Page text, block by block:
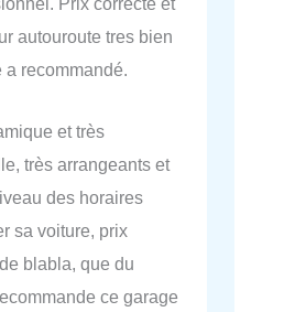
autouroute tres bien
a recommandé.
et très
très arrangeants et
des horaires
sa voiture, prix
blabla, que du
ce garage